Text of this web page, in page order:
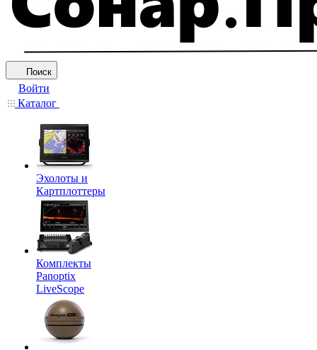
Поиск
Войти
Каталог
Эхолоты и
Картплоттеры
Комплекты
Panoptix
LiveScope